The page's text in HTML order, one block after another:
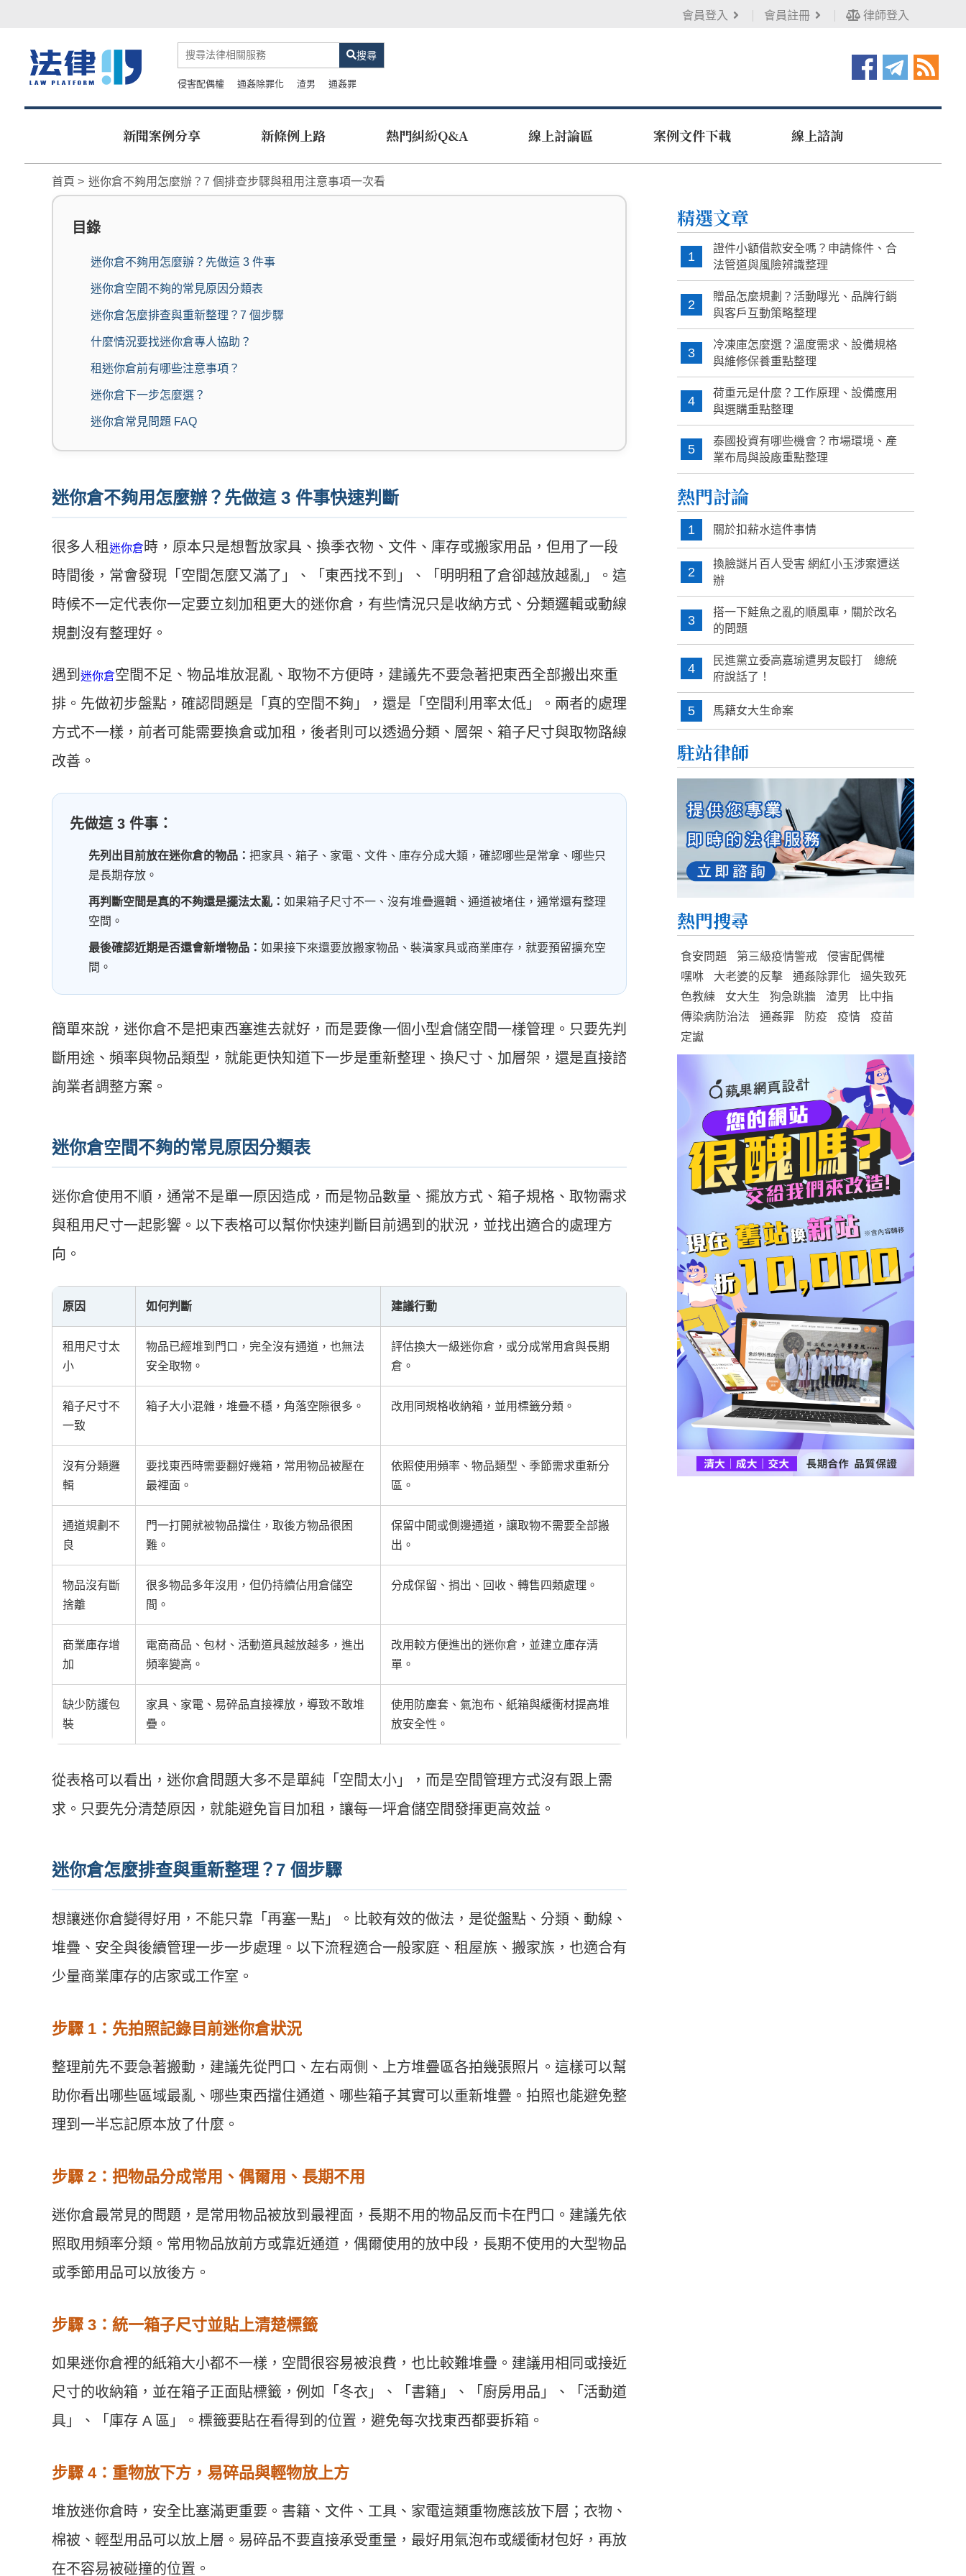
會員登入 會員註冊 律師登入
搜尋
侵害配偶權 通姦除罪化 渣男 通姦罪
新聞案例分享 新條例上路 熱門糾紛Q&A 線上討論區 案例文件下載 線上諮詢
首頁 迷你倉不夠用怎麼辦？7 個排查步驟與租用注意事項一次看
目錄
迷你倉不夠用怎麼辦？先做這 3 件事
迷你倉空間不夠的常見原因分類表
迷你倉怎麼排查與重新整理？7 個步驟
什麼情況要找迷你倉專人協助？
租迷你倉前有哪些注意事項？
迷你倉下一步怎麼選？
迷你倉常見問題 FAQ
迷你倉不夠用怎麼辦？先做這 3 件事快速判斷
很多人租 迷你倉時，原本只是想暫放家具、換季衣物、文件、庫存或搬家用品，但用了一段
時間後，常會發現「空間怎麼又滿了」、「東西找不到」、「明明租了倉卻越放越亂」。這
時候不一定代表你一定要立刻加租更大的迷你倉，有些情況只是收納方式、分類邏輯或動線
規劃沒有整理好。
遇到 迷你倉空間不足、物品堆放混亂、取物不方便時，建議先不要急著把東西全部搬出來重
排。先做初步盤點，確認問題是「真的空間不夠」，還是「空間利用率太低」。兩者的處理
方式不一樣，前者可能需要換倉或加租，後者則可以透過分類、層架、箱子尺寸與取物路線
改善。
先做這 3 件事：
先列出目前放在迷你倉的物品： 把家具、箱子、家電、文件、庫存分成大類，確認哪些是常拿、哪些只
是長期存放。
再判斷空間是真的不夠還是擺法太亂： 如果箱子尺寸不一、沒有堆疊邏輯、通道被堵住，通常還有整理
空間。
最後確認近期是否還會新增物品： 如果接下來還要放搬家物品、裝潢家具或商業庫存，就要預留擴充空
間。
簡單來說，迷你倉不是把東西塞進去就好，而是要像一個小型倉儲空間一樣管理。只要先判
斷用途、頻率與物品類型，就能更快知道下一步是重新整理、換尺寸、加層架，還是直接諮
詢業者調整方案。
迷你倉空間不夠的常見原因分類表
迷你倉使用不順，通常不是單一原因造成，而是物品數量、擺放方式、箱子規格、取物需求
與租用尺寸一起影響。以下表格可以幫你快速判斷目前遇到的狀況，並找出適合的處理方
向。
原因 如何判斷 建議行動
租用尺寸太
小
物品已經堆到門口，完全沒有通道，也無法
安全取物。
評估換大一級迷你倉，或分成常用倉與長期
倉。
箱子尺寸不
一致
箱子大小混雜，堆疊不穩，角落空隙很多。 改用同規格收納箱，並用標籤分類。
沒有分類邏
輯
要找東西時需要翻好幾箱，常用物品被壓在
最裡面。
依照使用頻率、物品類型、季節需求重新分
區。
通道規劃不
良
門一打開就被物品擋住，取後方物品很困
難。
保留中間或側邊通道，讓取物不需要全部搬
出。
物品沒有斷
捨離
很多物品多年沒用，但仍持續佔用倉儲空
間。
分成保留、捐出、回收、轉售四類處理。
商業庫存增
加
電商商品、包材、活動道具越放越多，進出
頻率變高。
改用較方便進出的迷你倉，並建立庫存清
單。
缺少防護包
裝
家具、家電、易碎品直接裸放，導致不敢堆
疊。
使用防塵套、氣泡布、紙箱與緩衝材提高堆
放安全性。
從表格可以看出，迷你倉問題大多不是單純「空間太小」，而是空間管理方式沒有跟上需
求。只要先分清楚原因，就能避免盲目加租，讓每一坪倉儲空間發揮更高效益。
迷你倉怎麼排查與重新整理？7 個步驟
想讓迷你倉變得好用，不能只靠「再塞一點」。比較有效的做法，是從盤點、分類、動線、
堆疊、安全與後續管理一步一步處理。以下流程適合一般家庭、租屋族、搬家族，也適合有
少量商業庫存的店家或工作室。
步驟 1：先拍照記錄目前迷你倉狀況
整理前先不要急著搬動，建議先從門口、左右兩側、上方堆疊區各拍幾張照片。這樣可以幫
助你看出哪些區域最亂、哪些東西擋住通道、哪些箱子其實可以重新堆疊。拍照也能避免整
理到一半忘記原本放了什麼。
步驟 2：把物品分成常用、偶爾用、長期不用
迷你倉最常見的問題，是常用物品被放到最裡面，長期不用的物品反而卡在門口。建議先依
照取用頻率分類。常用物品放前方或靠近通道，偶爾使用的放中段，長期不使用的大型物品
或季節用品可以放後方。
步驟 3：統一箱子尺寸並貼上清楚標籤
如果迷你倉裡的紙箱大小都不一樣，空間很容易被浪費，也比較難堆疊。建議用相同或接近
尺寸的收納箱，並在箱子正面貼標籤，例如「冬衣」、「書籍」、「廚房用品」、「活動道
具」、「庫存 A 區」。標籤要貼在看得到的位置，避免每次找東西都要拆箱。
步驟 4：重物放下方，易碎品與輕物放上方
堆放迷你倉時，安全比塞滿更重要。書籍、文件、工具、家電這類重物應該放下層；衣物、
棉被、輕型用品可以放上層。易碎品不要直接承受重量，最好用氣泡布或緩衝材包好，再放
在不容易被碰撞的位置。
精選文章
1
證件小額借款安全嗎？申請條件、合
法管道與風險辨識整理
2
贈品怎麼規劃？活動曝光、品牌行銷
與客戶互動策略整理
3
冷凍庫怎麼選？溫度需求、設備規格
與維修保養重點整理
4
荷重元是什麼？工作原理、設備應用
與選購重點整理
5
泰國投資有哪些機會？市場環境、產
業布局與設廠重點整理
熱門討論
1 關於扣薪水這件事情
2
換臉謎片百人受害 網紅小玉涉案遭送
辦
3
搭一下鮭魚之亂的順風車，關於改名
的問題
4
民進黨立委高嘉瑜遭男友毆打 總統
府說話了！
5 馬籍女大生命案
駐站律師
熱門搜尋
食安問題 第三級疫情警戒
侵害配偶權
嘿咻
大老婆的反擊 通姦除罪化
過失致死
色教練
女大生 狗急跳牆 渣男
比中指
傳染病防治法
通姦罪 防疫 疫情
疫苗
定讞